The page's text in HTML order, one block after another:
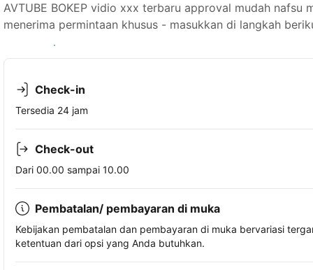
AVTUBE BOKEP vidio xxx terbaru approval mudah
menerima permintaan khusus - masukkan di langkah
Lihat ketersediaan
Check-in
Tersedia 24 jam
Check-out
Dari 00.00 sampai 10.00
Pembatalan/ pembayaran di muka
Kebijakan pembatalan dan pembayaran di muka bervariasi
ketentuan dari opsi yang Anda butuhkan.